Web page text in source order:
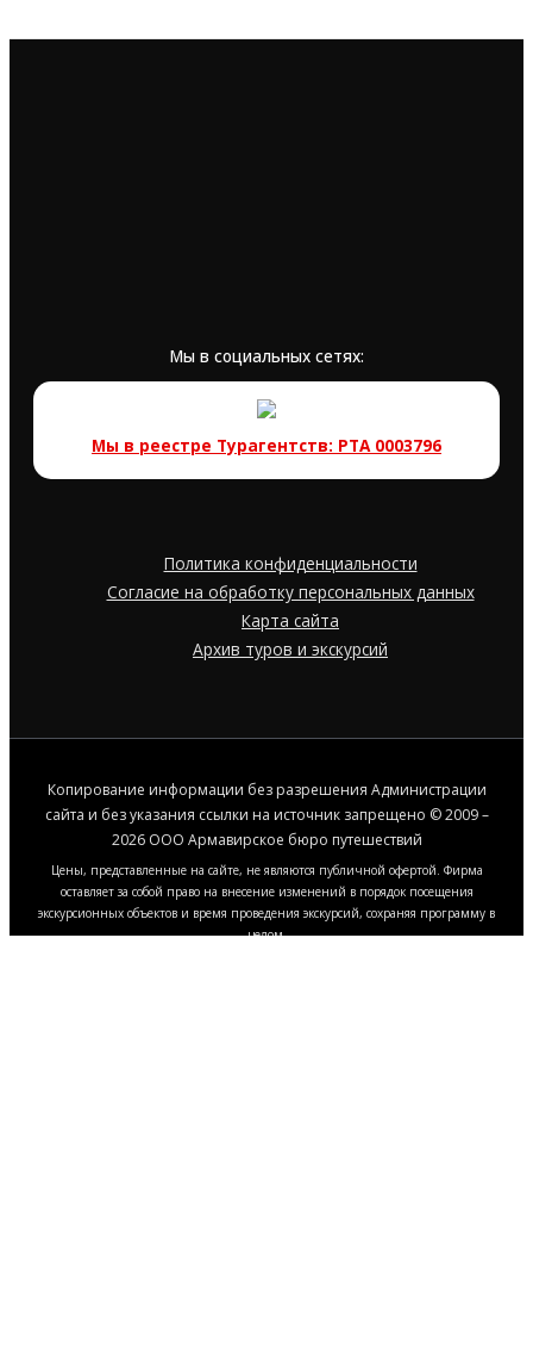
Мы в социальных сетях:
Мы в реестре Турагентств: РТА 0003796
Политика конфиденциальности
Согласие на обработку персональных данных
Карта сайта
Архив туров и экскурсий
Копирование информации без разрешения Администрации
сайта и без указания ссылки на источник запрещено © 2009 –
2026 ООО Армавирское бюро путешествий
Цены, представленные на сайте, не являются публичной офертой. Фирма
оставляет за собой право на внесение изменений в порядок посещения
экскурсионных объектов и время проведения экскурсий, сохраняя программу в
целом.